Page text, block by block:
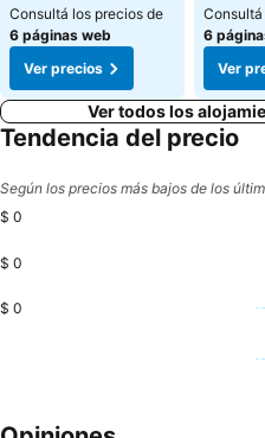
Consultá los precios de
6 páginas web
Ver precios
6
Ver
Ver todos los
Tendencia del precio
Según los precios más bajos de los
$ 0
$ 0
$ 0